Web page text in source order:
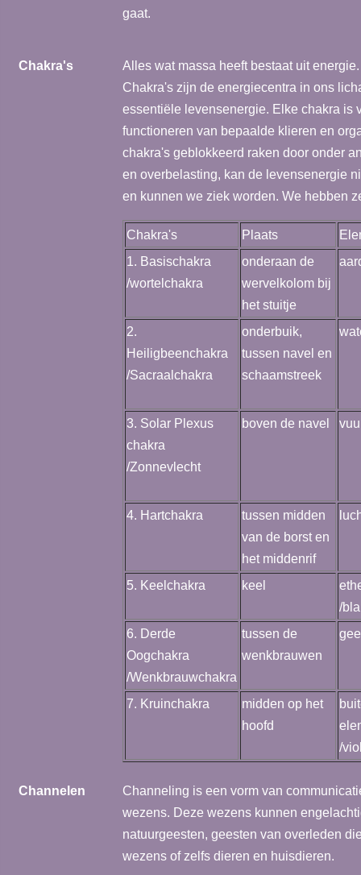
gaat.
Chakra's
Alles wat massa heeft bestaat uit
Chakra's zijn de energiecentra in ons
essentiële levensenergie. Elke chakra is
functioneren van bepaalde klieren en
chakra's geblokkeerd raken door onder
en overbelasting, kan de levensenergie
en kunnen we ziek worden. We hebben
Chakra's Plaats
1. Basischakra
/wortelchakra
onderaan de
wervelkolom bij
het stuitje
2.
Heiligbeenchakra
/Sacraalchakra
onderbuik,
tussen navel en
schaamstreek
3. Solar Plexus
chakra
/Zonnevlecht
boven de navel
4. Hartchakra
tussen midden
van de borst en
het middenrif
5. Keelchakra keel
/
6. Derde
Oogchakra
/Wenkbrauwchakra
tussen de
wenkbrauwen
7. Kruinchakra
midden op het
hoofd
/
Channelen
Channeling is een vorm van
wezens. Deze wezens kunnen
natuurgeesten, geesten van overleden
wezens of zelfs dieren en huisdieren.